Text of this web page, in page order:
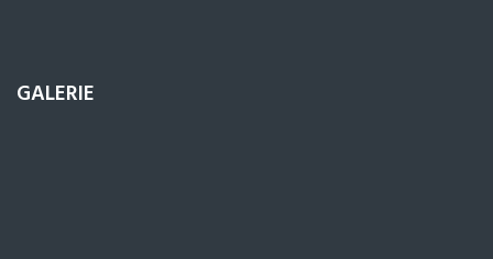
GALERIE